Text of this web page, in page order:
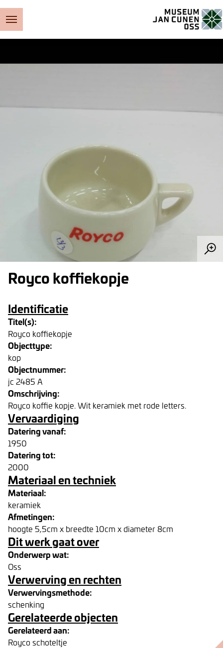
Royco koffiekopje
Identificatie
Titel(s):
Royco koffiekopje
Objecttype:
kop
Objectnummer:
jc 2485 A
Omschrijving:
Royco koffie kopje. Wit keramiek met rode letters.
Vervaardiging
Datering vanaf:
1950
Datering tot:
2000
Materiaal en techniek
Materiaal:
keramiek
Afmetingen:
hoogte 5,5cm x breedte 10cm x diameter 8cm
Dit werk gaat over
Onderwerp wat:
Oss
Verwerving en rechten
Verwervingsmethode:
schenking
Gerelateerde objecten
Gerelateerd aan:
Royco schoteltje